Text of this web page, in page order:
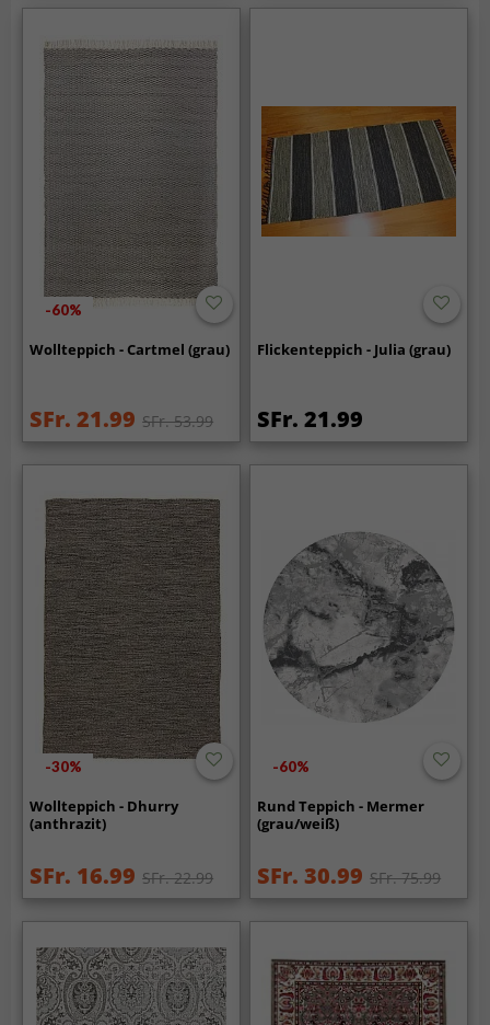
-60%
Wollteppich - Cartmel (grau)
SFr. 21.99 SFr. 53.99
Flickenteppich - Julia (grau)
SFr. 21.99
-30%
Wollteppich - Dhurry
(anthrazit)
SFr. 16.99 SFr. 22.99
-60%
Rund Teppich - Mermer
(grau/weiß)
SFr. 30.99 SFr. 75.99